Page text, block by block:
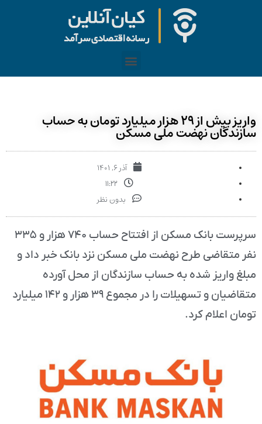
واریز بیش از ۲۹ هزار میلیارد تومان به حساب
سازندگان نهضت ملی مسکن
آذر ۶, ۱۴۰۱
۱۱:۲۲
بدون نظر
سرپرست بانک مسکن از افتتاح حساب ۷۴۰ هزار و ۳۳۵
نفر متقاضی طرح نهضت ملی مسکن نزد بانک خبر داد و
مبلغ واریز شده به حساب سازندگان از محل آورده
متقاضیان و تسهیلات را در مجموع ۳۹ هزار و ۱۴۲ میلیارد
تومان اعلام کرد.